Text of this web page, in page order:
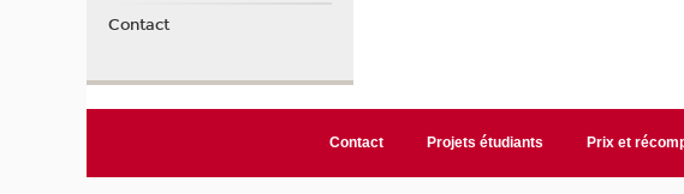
Contact
Contact Projets étudiants Prix et